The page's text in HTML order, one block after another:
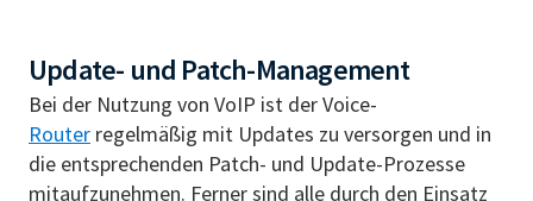
Update- und Patch-Management
Bei der Nutzung von VoIP ist der Voice-
Router regelmäßig mit Updates zu versorgen und in
die entsprechenden Patch- und Update-Prozesse
mitaufzunehmen. Ferner sind alle durch den Einsatz